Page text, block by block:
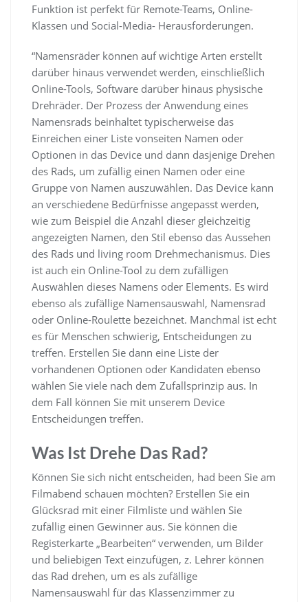
Funktion ist perfekt für Remote-Teams, Online-
Klassen und Social-Media- Herausforderungen.
“Namensräder können auf wichtige Arten erstellt
darüber hinaus verwendet werden, einschließlich
Online-Tools, Software darüber hinaus physische
Drehräder. Der Prozess der Anwendung eines
Namensrads beinhaltet typischerweise das
Einreichen einer Liste vonseiten Namen oder
Optionen in das Device und dann dasjenige Drehen
des Rads, um zufällig einen Namen oder eine
Gruppe von Namen auszuwählen. Das Device kann
an verschiedene Bedürfnisse angepasst werden,
wie zum Beispiel die Anzahl dieser gleichzeitig
angezeigten Namen, den Stil ebenso das Aussehen
des Rads und living room Drehmechanismus. Dies
ist auch ein Online-Tool zu dem zufälligen
Auswählen dieses Namens oder Elements. Es wird
ebenso als zufällige Namensauswahl, Namensrad
oder Online-Roulette bezeichnet. Manchmal ist echt
es für Menschen schwierig, Entscheidungen zu
treffen. Erstellen Sie dann eine Liste der
vorhandenen Optionen oder Kandidaten ebenso
wählen Sie viele nach dem Zufallsprinzip aus. In
dem Fall können Sie mit unserem Device
Entscheidungen treffen.
Was Ist Drehe Das Rad?
Können Sie sich nicht entscheiden, had been Sie am
Filmabend schauen möchten? Erstellen Sie ein
Glücksrad mit einer Filmliste und wählen Sie
zufällig einen Gewinner aus. Sie können die
Registerkarte „Bearbeiten“ verwenden, um Bilder
und beliebigen Text einzufügen, z. Lehrer können
das Rad drehen, um es als zufällige
Namensauswahl für das Klassenzimmer zu